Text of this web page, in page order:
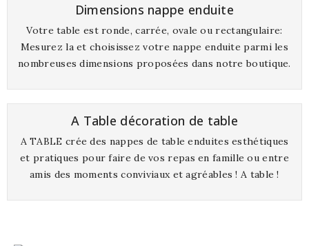
Dimensions nappe enduite
Votre table est ronde, carrée, ovale ou rectangulaire:
Mesurez la et choisissez votre nappe enduite parmi les
nombreuses dimensions proposées dans notre boutique.
A Table décoration de table
A TABLE crée des nappes de table enduites esthétiques
et pratiques pour faire de vos repas en famille ou entre
amis des moments conviviaux et agréables ! A table !